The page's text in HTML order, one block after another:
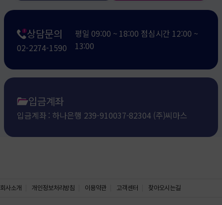
2022개정 교육과정 교수학습 및 평가 운영 계획서 제공 -누구보다 빠르게
상담문의
02-2274-1590
평일 09:00 ~ 18:00 점심시간 12:00 ~
13:00
입금계좌
입금계좌 : 하나은행 239-910037-82304 (주)씨마스
회사소개 개인정보처리방침 이용약관 고객센터 찾아오시는길